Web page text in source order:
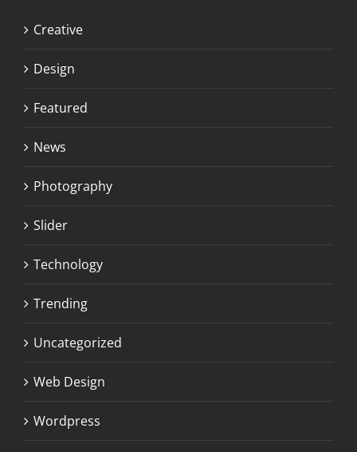
Creative
Design
Featured
News
Photography
Slider
Technology
Trending
Uncategorized
Web Design
Wordpress